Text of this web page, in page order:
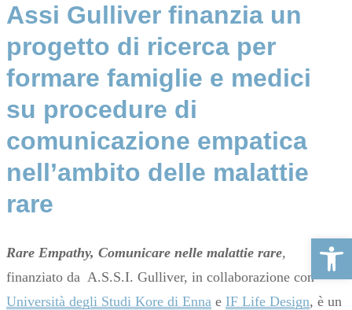
Assi Gulliver finanzia un
progetto di ricerca per
formare famiglie e medici
su procedure di
comunicazione empatica
nell’ambito delle malattie
rare
Rare Empathy, Comunicare nelle malattie rare,
finanziato da A.S.S.I. Gulliver, in collaborazione con
Università degli Studi Kore di Enna e IF Life Design, è un
Apri la